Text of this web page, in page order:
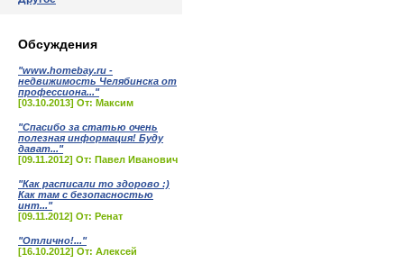
Обсуждения
"www.homebay.ru -
недвижимость Челябинска от
профессиона..."
[03.10.2013] От: Максим
"Спасибо за статью очень
полезная информация! Буду
дават..."
[09.11.2012] От: Павел Иванович
"Как расписали то здорово :)
Как там с безопасностью
инт..."
[09.11.2012] От: Ренат
"Отлично!..."
[16.10.2012] От: Алексей